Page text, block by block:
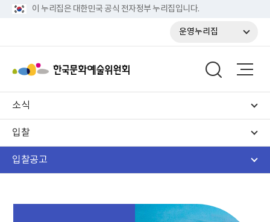
이 누리집은 대한민국 공식 전자정부 누리집입니다.
운영누리집
소식
입찰
입찰공고